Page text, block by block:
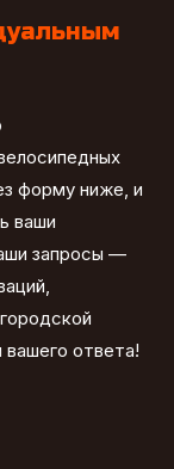
форму ниже, и
ваши
запросы —
ответа!